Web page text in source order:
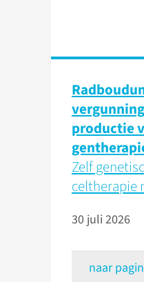
productie
Zelf
celtherapie
30 juli 2026
naar